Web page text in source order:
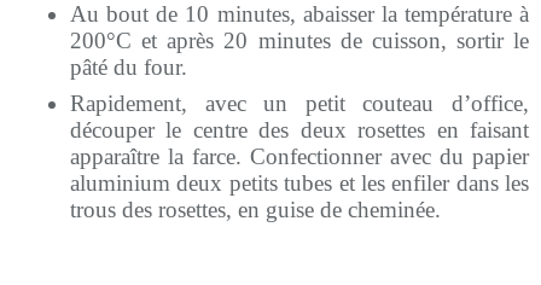
Au bout de 10 minutes, abaisser la température à
200°C et après 20 minutes de cuisson, sortir le
pâté du four.
Rapidement, avec un petit couteau d’office,
découper le centre des deux rosettes en faisant
apparaître la farce. Confectionner avec du papier
aluminium deux petits tubes et les enfiler dans les
trous des rosettes, en guise de cheminée.